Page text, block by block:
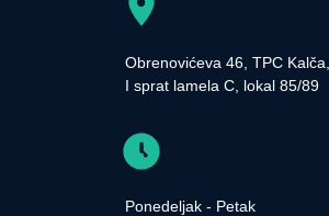
Obrenovićeva 46, TPC Kalča,
I sprat lamela C, lokal 85/89
Ponedeljak - Petak